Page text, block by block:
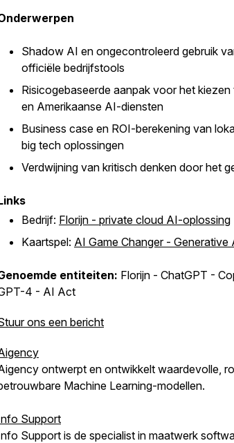
Shadow AI en ongecontroleerd gebruik
officiële bedrijfstools
Risicogebaseerde aanpak voor het
en Amerikaanse AI-diensten
Business case en ROI-berekening van
big tech oplossingen
Verdwijning van kritisch denken door het
Bedrijf: Florijn - private cloud AI-oplossing
Kaartspel: AI Game Changer - Generative
entiteiten: Florijn - ChatGPT -
4 - AI Act
ons een bericht
ontwerpt en ontwikkelt waardevolle,
Machine Learning-modellen.
Support
Support is de specialist in maatwerk